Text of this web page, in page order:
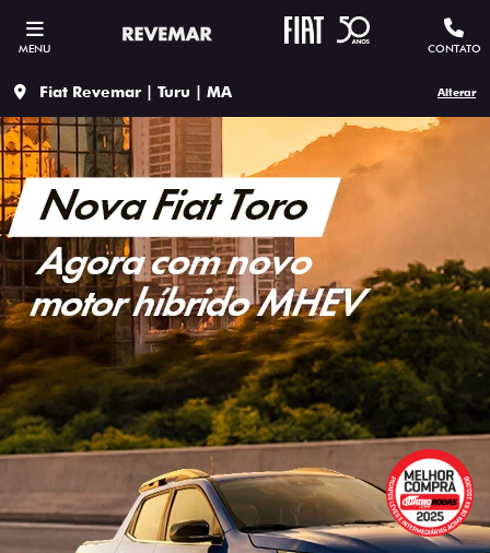
MENU CONTATO
Fiat Revemar | Turu | MA Alterar